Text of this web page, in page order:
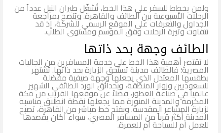
ولمن يخطط للسفر على هذا الخط، تُشغّل طيران النيل عدداً من
الرحلات الأسبوعية بين الطائف والقاهرة. ويُنصح بمراجعة
الجداول والتعرفات على الموقع الرسمي للشركة، إذ قد
تتفاوت وتيرة الرحلات وفق الموسم ومستوى الطلب.
الطائف وجهة بحد ذاتها
لا تقتصر أهمية هذا الخط على خدمة المسافرين من الجاليات
المصرية؛ فالطائف مدينة تستحق الزيارة بحد ذاتها. تشتهر
بطقسها المعتدل الذي يجعلها وجهة صيفية مفضلة
للسعوديين وزوار المنطقة، وبحدائق الورد الطائفي الشهير
عالمياً في صناعة العطور، فضلاً عن موقعها القريب من مكة
المكرمة والمدينة المنورة مما يجعلها نقطة انطلاق مناسبة
لزيارة المشاعر المقدسة. وبفتح خط مباشر من القاهرة، تصبح
المدينة أكثر قرباً من المسافر المصري، سواء أكان يقصدها
للعمل أم للسياحة أم للعمرة.